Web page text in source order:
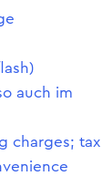
auch im
charges; tax